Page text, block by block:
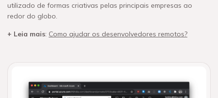
utilizado de formas criativas pelas principais empresas ao
redor do globo.
+ Leia mais: Como ajudar os desenvolvedores remotos?